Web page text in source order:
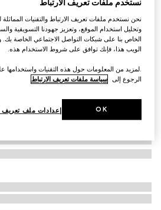
إطار بصري مستطيل الشكل
تنويعاتنقش صدفة ظهر السلحفاة بني
نستخدم ملفات تعريف الارتباط
نحن نستخدم ملفات تعريف الارتباط والتقنيات
وتحليل استخدام الموقع، وتعزيز جهودنا التسويقية
الخاص بنا على شبكات التواصل الاجتماعي الخاصة بك.
الويب هذا، فإنك توافق على شروط الاستخدام هذه.
.لمزيد من المعلومات حول هذه التقنيات واستخدامها
الرجوع إلى سياسة ملفات تعريف الارتباط
إعدادات ملف تعريف OK